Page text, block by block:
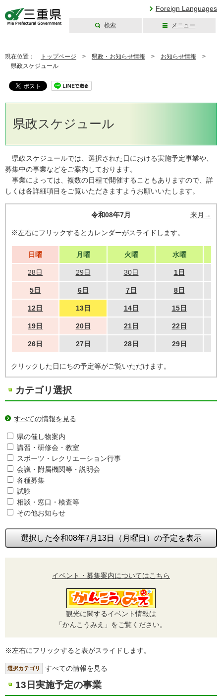
Foreign Languages
検索 メニュー
現在位置： トップページ > 県政・お知らせ情報 > お知らせ情報 >
県政スケジュール
県政スケジュール
県政スケジュールでは、選択された日における実施予定事業や、
募集中の事業などをご案内しております。
事業によっては、複数の日程で開催することもありますので、詳
しくは各詳細項目をご覧いただきますようお願いいたします。
令和08年7月 来月→
※左右にフリックするとカレンダーがスライドします。
日曜 月曜 火曜 水曜
28日 29日 30日 1日
5日 6日 7日 8日
12日 13日 14日 15日
19日 20日 21日 22日
26日 27日 28日 29日
クリックした日にちの予定等がご覧いただけます。
カテゴリ選択
すべての情報を見る
県の催し物案内
講習・研修会・教室
スポーツ・レクリエーション行事
会議・附属機関等・説明会
各種募集
試験
相談・窓口・検査等
その他お知らせ
選択した令和08年7月13日（月曜日）の予定を表示
イベント・募集案内についてはこちら
観光に関するイベント情報は
「かんこうみえ」をご覧ください。
※左右にフリックすると表がスライドします。
選択カテゴリ すべての情報を見る
13日実施予定の事業